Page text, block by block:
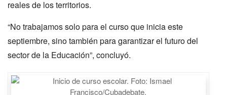
reales de los territorios.
“No trabajamos solo para el curso que inicia este
septiembre, sino también para garantizar el futuro del
sector de la Educación”, concluyó.